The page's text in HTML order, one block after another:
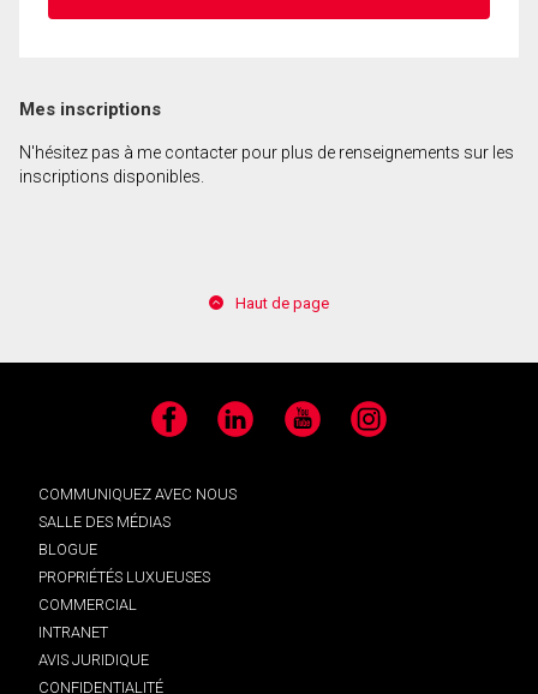
Mes inscriptions
N'hésitez pas à me contacter pour plus de renseignements sur les
inscriptions disponibles.
Haut de page
Facebook LinkedIn YouTube Instagram
COMMUNIQUEZ AVEC NOUS
SALLE DES MÉDIAS
BLOGUE
PROPRIÉTÉS LUXUEUSES
COMMERCIAL
INTRANET
AVIS JURIDIQUE
CONFIDENTIALITÉ